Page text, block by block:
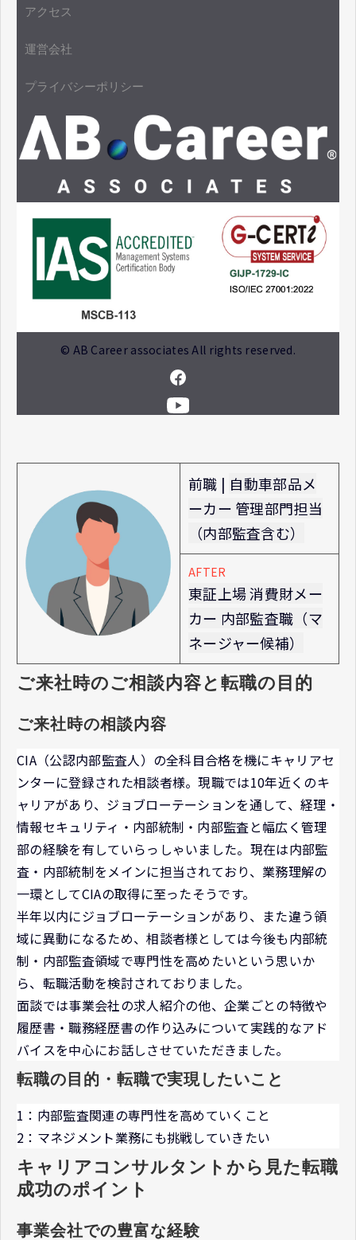
アクセス
運営会社
プライバシーポリシー
© AB Career associates All rights reserved.
前職 | 自動車部品メ
ーカー 管理部門担当
（内部監査含む）
AFTER
東証上場 消費財メー
カー 内部監査職（マ
ネージャー候補）
ご来社時のご相談内容と転職の目的
ご来社時の相談内容
CIA（公認内部監査人）の全科目合格を機にキャリアセ
ンターに登録された相談者様。現職では10年近くのキ
ャリアがあり、ジョブローテーションを通して、経理・
情報セキュリティ・内部統制・内部監査と幅広く管理
部の経験を有していらっしゃいました。現在は内部監
査・内部統制をメインに担当されており、業務理解の
一環としてCIAの取得に至ったそうです。
半年以内にジョブローテーションがあり、また違う領
域に異動になるため、相談者様としては今後も内部統
制・内部監査領域で専門性を高めたいという思いか
ら、転職活動を検討されておりました。
面談では事業会社の求人紹介の他、企業ごとの特徴や
履歴書・職務経歴書の作り込みについて実践的なアド
バイスを中心にお話しさせていただきました。
転職の目的・転職で実現したいこと
1：内部監査関連の専門性を高めていくこと
2：マネジメント業務にも挑戦していきたい
キャリアコンサルタントから見た転職
成功のポイント
事業会社での豊富な経験